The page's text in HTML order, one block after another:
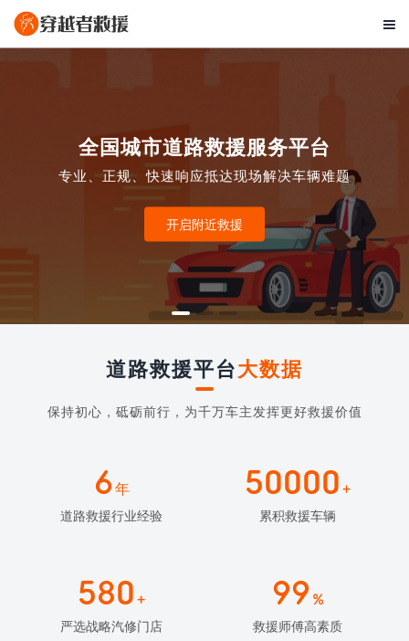

全国城市道路救援服务平台
专业、正规、快速响应抵达现场解决车辆难题
开启附近救援
道路救援平台大数据
保持初心，砥砺前行，为千万车主发挥更好救援价值
6年
道路救援行业经验
50000 +
累积救援车辆
580 +
严选战略汽修门店
99 %
救援师傅高素质